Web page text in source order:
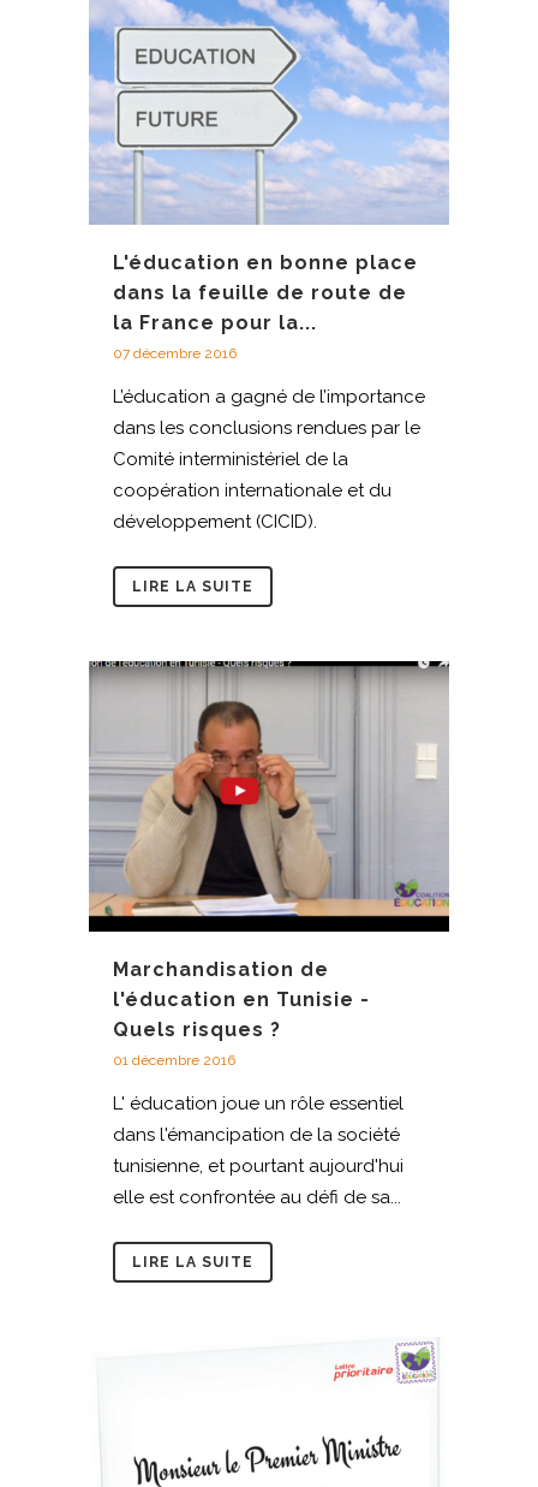
L'éducation en bonne place
dans la feuille de route de
la France pour la...
07 décembre 2016
L’éducation a gagné de l’importance
dans les conclusions rendues par le
Comité interministériel de la
coopération internationale et du
développement (CICID).
LIRE LA SUITE
Marchandisation de
l'éducation en Tunisie -
Quels risques ?
01 décembre 2016
L' éducation joue un rôle essentiel
dans l'émancipation de la société
tunisienne, et pourtant aujourd'hui
elle est confrontée au défi de sa...
LIRE LA SUITE